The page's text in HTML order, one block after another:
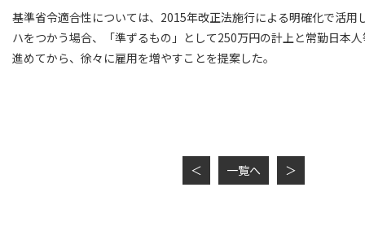
基準省令適合性については、2015年改正法施行による明確化で活用
ハをつかう場合、「準ずるもの」として250万円の計上と常勤日本
進めてから、徐々に雇用を増やすことを提案した。
＜ 一覧へ ＞